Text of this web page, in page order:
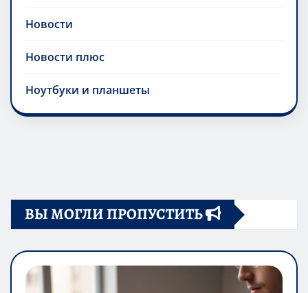
Новости
Новости плюс
Ноутбуки и планшеты
ВЫ МОГЛИ ПРОПУСТИТЬ